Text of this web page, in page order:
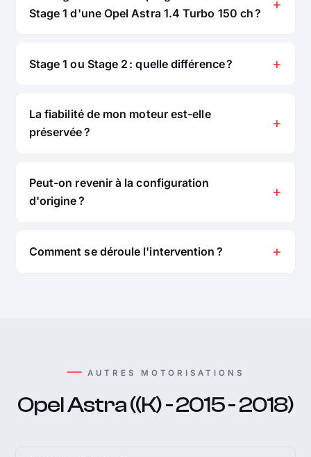
Stage 1 d'une Opel Astra 1.4 Turbo 150 ch ?
Stage 1 ou Stage 2 : quelle différence ?
La fiabilité de mon moteur est-elle
préservée ?
Peut-on revenir à la configuration
d'origine ?
Comment se déroule l'intervention ?
AUTRES MOTORISATIONS
Opel Astra ((K) - 2015 - 2018)